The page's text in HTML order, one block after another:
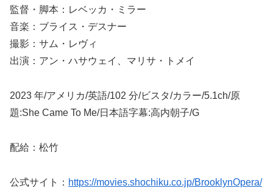
監督・脚本：レベッカ・ミラー
音楽：ブライス・デスナー
撮影：サム・レヴィ
出演：アン・ハサウェイ、マリサ・トメイ
2023 年/アメリカ/英語/102 分/ビスタ/カラー/5.1ch/原
題:She Came To Me/日本語字幕:高内朝子/G
配給：松竹
公式サイト： https://movies.shochiku.co.jp/BrooklynOpera/